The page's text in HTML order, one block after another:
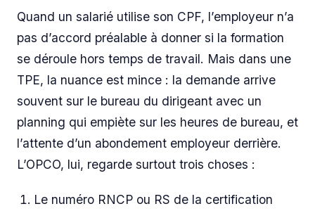
Quand un salarié utilise son CPF, l’employeur n’a
pas d’accord préalable à donner si la formation
se déroule hors temps de travail. Mais dans une
TPE, la nuance est mince : la demande arrive
souvent sur le bureau du dirigeant avec un
planning qui empiète sur les heures de bureau, et
l’attente d’un abondement employeur derrière.
L’OPCO, lui, regarde surtout trois choses :
Le numéro RNCP ou RS de la certification